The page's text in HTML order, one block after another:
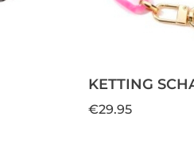
KETTING
€29.95